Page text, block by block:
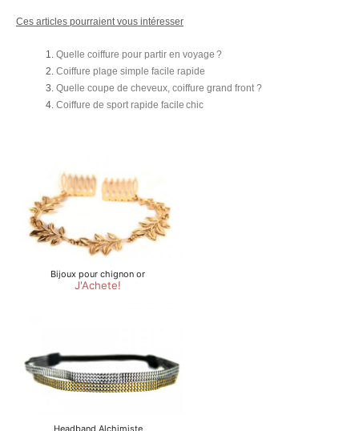
Ces articles pourraient vous intéresser
Quelle coiffure pour partir en voyage ?
Coiffure plage simple facile rapide
Quelle coupe de cheveux, coiffure grand front ?
Coiffure de sport rapide facile chic